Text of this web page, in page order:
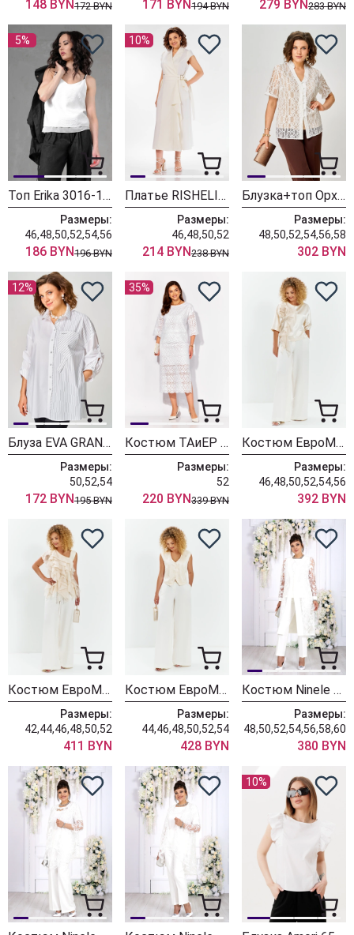
148 BYN172 BYN 171 BYN194 BYN 279 BYN283 BYN
5%
Топ Erika 3016-1 белый
Размеры:
46,48,50,52,54,56
186 BYN196 BYN
10%
Платье RISHELIE 995-1 молочно-белый
Размеры:
46,48,50,52
214 BYN238 BYN
Блузка+топ ОрхидеяЛюкс 1709
Размеры:
48,50,52,54,56,58
302 BYN
12%
Блуза EVA GRANT 7182-1 белый+полоска
Размеры:
50,52,54
172 BYN195 BYN
35%
Костюм ТАиЕР 1374 дизайн
Размеры:
52
220 BYN339 BYN
Костюм ЕвроМода 757 молочный + молочный
Размеры:
46,48,50,52,54,56
392 BYN
Костюм ЕвроМода 752 молочный + молочный
Размеры:
42,44,46,48,50,52
411 BYN
Костюм ЕвроМода 749
Размеры:
44,46,48,50,52,54
428 BYN
Костюм Ninele 6138 молочный
Размеры:
48,50,52,54,56,58,60
380 BYN
10%